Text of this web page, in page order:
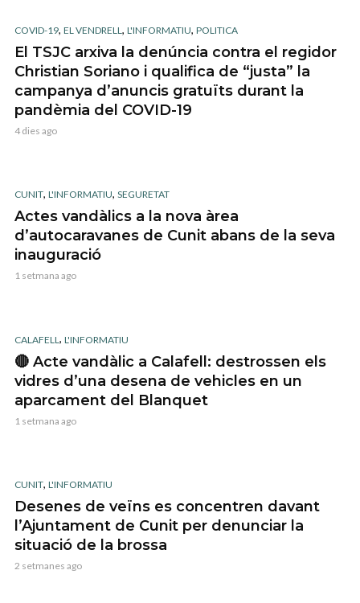
COVID-19, EL VENDRELL , L'INFORMATIU, POLITICA
El TSJC arxiva la denúncia contra el regidor
Christian Soriano i qualifica de “justa” la
campanya d’anuncis gratuïts durant la
pandèmia del COVID-19
4 dies ago
CUNIT, L'INFORMATIU, SEGURETAT
Actes vandàlics a la nova àrea
d’autocaravanes de Cunit abans de la seva
inauguració
1 setmana ago
CALAFELL , L'INFORMATIU
🔴 Acte vandàlic a Calafell: destrossen els
vidres d’una desena de vehicles en un
aparcament del Blanquet
1 setmana ago
CUNIT, L'INFORMATIU
Desenes de veïns es concentren davant
l’Ajuntament de Cunit per denunciar la
situació de la brossa
2 setmanes ago